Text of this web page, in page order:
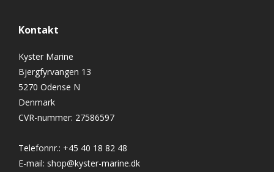
Kontakt
Kyster Marine
Bjergfyrvangen 13
5270 Odense N
Denmark
CVR-nummer: 27586597
Telefonnr.: +45 40 18 82 48
E-mail: shop@kyster-marine.dk